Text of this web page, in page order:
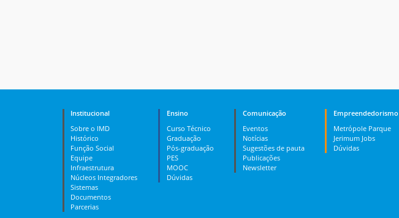
Institucional
Sobre o IMD
Histórico
Função Social
Equipe
Infraestrutura
Núcleos Integradores
Sistemas
Documentos
Parcerias
Ensino
Curso Técnico
Graduação
Pós-graduação
PES
MOOC
Dúvidas
Comunicação
Eventos
Notícias
Sugestões de pauta
Publicações
Newsletter
Empreendedorismo
Metrópole Parque
Jerimum Jobs
Dúvidas